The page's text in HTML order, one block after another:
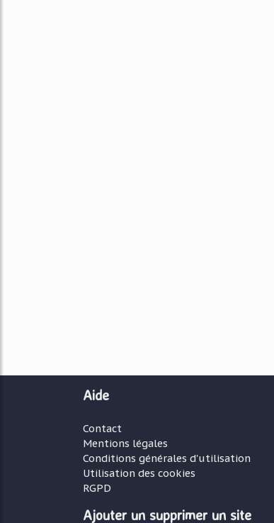
Aide
Contact
Mentions légales
Conditions générales d'utilisation
Utilisation des cookies
RGPD
Ajouter un supprimer un site